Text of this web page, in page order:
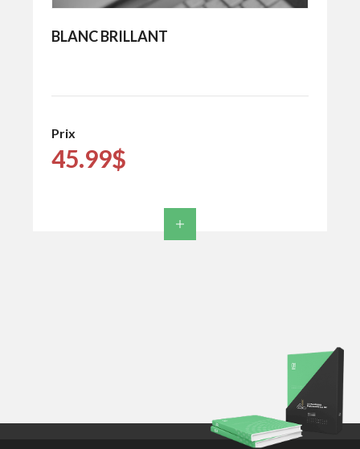
BLANC BRILLANT
Prix
45.99$